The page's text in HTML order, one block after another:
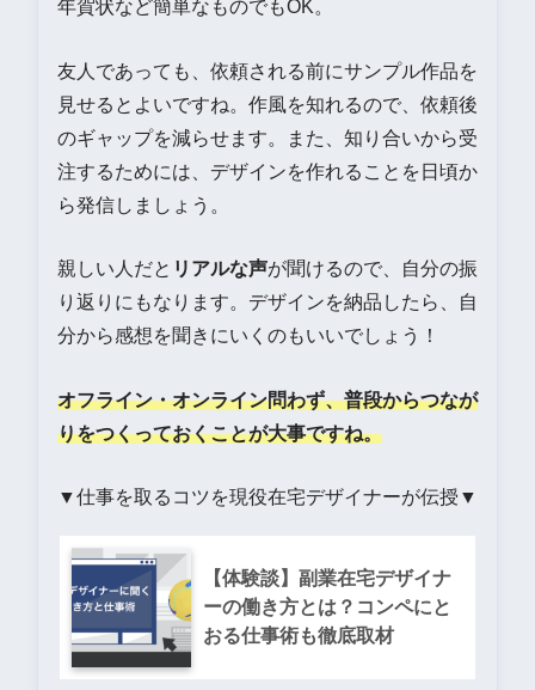
年賀状など簡単なものでもOK。
友人であっても、依頼される前にサンプル作品を
見せるとよいですね。作風を知れるので、依頼後
のギャップを減らせます。また、知り合いから受
注するためには、デザインを作れることを日頃か
ら発信しましょう。
親しい人だと リアルな声が聞けるので、自分の振
り返りにもなります。デザインを納品したら、自
分から感想を聞きにいくのもいいでしょう！
オフライン・オンライン問わず、普段からつなが
りをつくっておくことが大事ですね。
▼仕事を取るコツを現役在宅デザイナーが伝授▼
【体験談】副業在宅デザイナ
ーの働き方とは？コンペにと
おる仕事術も徹底取材